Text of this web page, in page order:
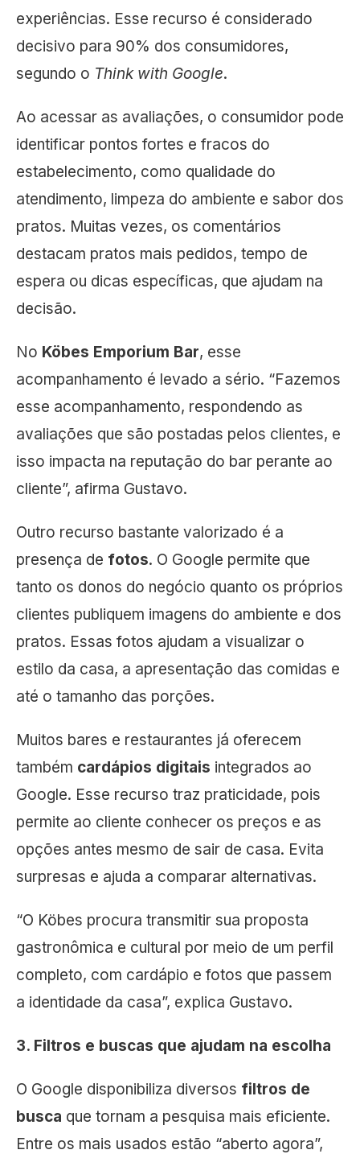
experiências. Esse recurso é considerado
decisivo para 90% dos consumidores,
segundo o Think with Google.
Ao acessar as avaliações, o consumidor pode
identificar pontos fortes e fracos do
estabelecimento, como qualidade do
atendimento, limpeza do ambiente e sabor dos
pratos. Muitas vezes, os comentários
destacam pratos mais pedidos, tempo de
espera ou dicas específicas, que ajudam na
decisão.
No Köbes Emporium Bar, esse
acompanhamento é levado a sério. “Fazemos
esse acompanhamento, respondendo as
avaliações que são postadas pelos clientes, e
isso impacta na reputação do bar perante ao
cliente”, afirma Gustavo.
Outro recurso bastante valorizado é a
presença de fotos. O Google permite que
tanto os donos do negócio quanto os próprios
clientes publiquem imagens do ambiente e dos
pratos. Essas fotos ajudam a visualizar o
estilo da casa, a apresentação das comidas e
até o tamanho das porções.
Muitos bares e restaurantes já oferecem
também cardápios digitais integrados ao
Google. Esse recurso traz praticidade, pois
permite ao cliente conhecer os preços e as
opções antes mesmo de sair de casa. Evita
surpresas e ajuda a comparar alternativas.
“O Köbes procura transmitir sua proposta
gastronômica e cultural por meio de um perfil
completo, com cardápio e fotos que passem
a identidade da casa”, explica Gustavo.
3. Filtros e buscas que ajudam na escolha
O Google disponibiliza diversos filtros de
busca que tornam a pesquisa mais eficiente.
Entre os mais usados estão “aberto agora”,